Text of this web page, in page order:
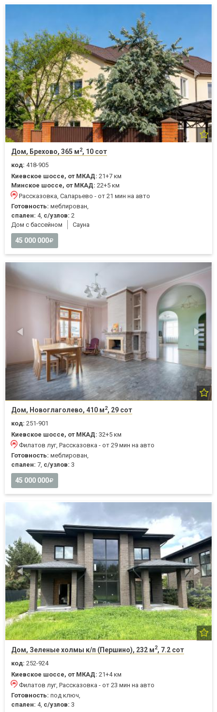
Дом, Брехово, 365 м2, 10 сот
код: 418-905
Киевское шоссе, от МКАД: 21+7 км
Минское шоссе, от МКАД: 22+5 км
Рассказовка, Саларьево - от 21 мин на авто
Готовность: меблирован,
спален: 4, с/узлов: 2
Дом с бассейном
Cауна
45 000 000
Дом, Новоглаголево, 410 м2, 29 сот
код: 251-901
Киевское шоссе, от МКАД: 32+5 км
Филатов луг, Рассказовка - от 29 мин на авто
Готовность: меблирован,
спален: 7, с/узлов: 3
45 000 000
Дом, Зеленые холмы к/п (Першино), 232 м2, 7.2 сот
код: 252-924
Киевское шоссе, от МКАД: 21+4 км
Филатов луг, Рассказовка - от 23 мин на авто
Готовность: под ключ,
спален: 4, с/узлов: 3